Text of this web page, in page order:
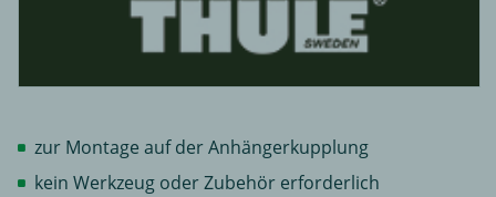
zur Montage auf der Anhängerkupplung
kein Werkzeug oder Zubehör erforderlich